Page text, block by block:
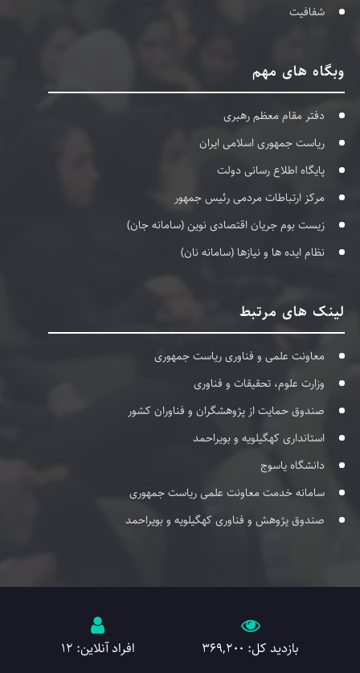
شفافیت
وبگاه های مهم
دفتر مقام معظم رهبری
ریاست جمهوری اسلامی ایران
پایگاه اطلاع رسانی دولت
مرکز ارتباطات مردمی رئیس جمهور
زیست بوم جریان اقتصادی نوین (سامانه جان)
نظام ایده ها و نیازها (سامانه نان)
لینک های مرتبط
معاونت علمی و فناوری ریاست جمهوری
وزارت علوم، تحقیقات و فناوری
صندوق حمایت از پژوهشگران و فناوران کشور
استانداری کهگیلویه و بویراحمد
دانشگاه یاسوج
سامانه خدمت معاونت علمی ریاست جمهوری
صندوق پژوهش و فناوری کهگیلویه و بویراحمد
بازدید کل: 369,200 افراد آنلاین: 12